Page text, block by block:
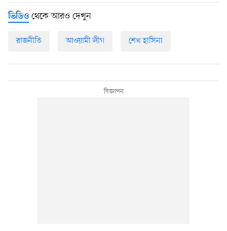
ভিডিও থেকে আরও দেখুন
রাজনীতি আওয়ামী লীগ শেখ হাসিনা